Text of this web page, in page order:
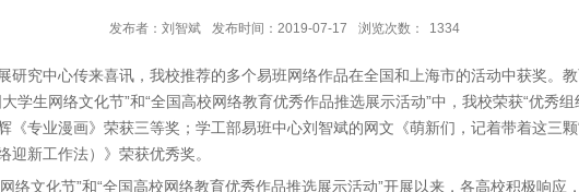
发布者：刘智斌 发布时间：2019-07-17 浏览次数： 1334
研究中心传来喜讯，我校推荐的多个易班网络作品在全国和上海市的活动中获奖。
学生网络文化节”和“全国高校网络教育优秀作品推选展示活动”中，我校荣获“优秀
《专业漫画》荣获三等奖；学工部易班中心刘智斌的网文《萌新们，记着带着这三
新工作法）》荣获优秀奖。
络文化节”和“全国高校网络教育优秀作品推选展示活动”开展以来，各高校积极响应